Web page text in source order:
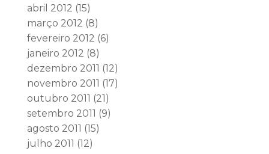
abril 2012 (15)
março 2012 (8)
fevereiro 2012 (6)
janeiro 2012 (8)
dezembro 2011 (12)
novembro 2011 (17)
outubro 2011 (21)
setembro 2011 (9)
agosto 2011 (15)
julho 2011 (12)